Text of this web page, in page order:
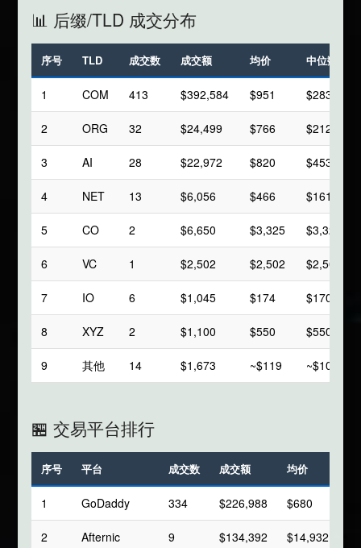
📊 后缀/TLD 成交分布
序号 TLD 成交数 成交额 均价 中位数
1 COM 413 $392,584 $951 $283
2 ORG 32 $24,499 $766 $212
3 AI 28 $22,972 $820 $453
4 NET 13 $6,056 $466 $161
5 CO 2 $6,650 $3,325 $3,325
6 VC 1 $2,502 $2,502 $2,502
7 IO 6 $1,045 $174 $170
8 XYZ 2 $1,100 $550 $550
9 其他 14 $1,673 ~$119 ~$106
🏪 交易平台排行
序号 平台 成交数 成交额 均价
1 GoDaddy 334 $226,988 $680
2 Afternic 9 $134,392 $14,932